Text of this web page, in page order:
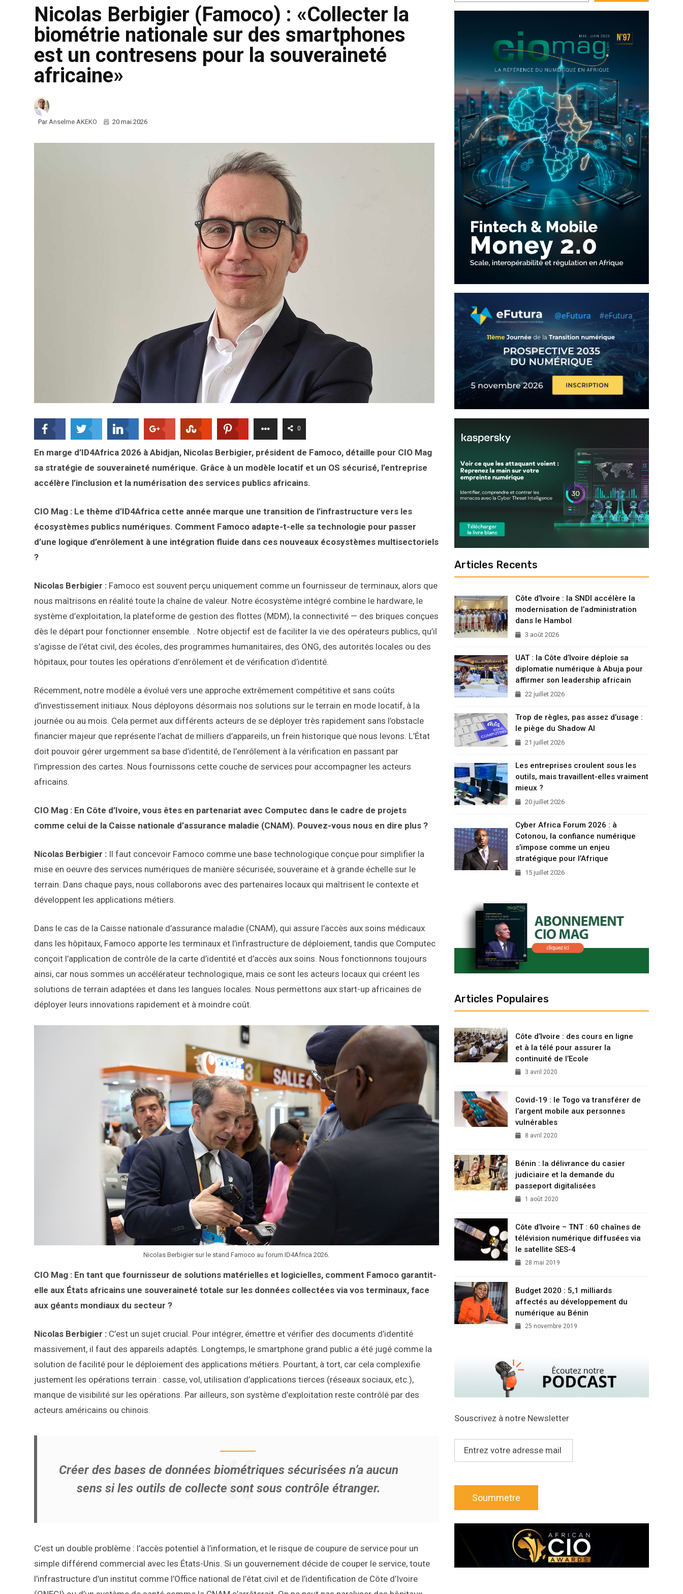
Nicolas Berbigier (Famoco) : «Collecter la
biométrie nationale sur des smartphones
est un contresens pour la souveraineté
africaine»
ParAnselme AKEKO 20 mai 2026
0
En marge d’ID4Africa 2026 à Abidjan, Nicolas Berbigier, président de Famoco, détaille pour CIO Mag
sa stratégie de souveraineté numérique. Grâce à un modèle locatif et un OS sécurisé, l’entreprise
accélère l’inclusion et la numérisation des services publics africains.
CIO Mag : Le thème d’ID4Africa cette année marque une transition de l’infrastructure vers les
écosystèmes publics numériques. Comment Famoco adapte-t-elle sa technologie pour passer
d’une logique d’enrôlement à une intégration fluide dans ces nouveaux écosystèmes multisectoriels
?
Nicolas Berbigier : Famoco est souvent perçu uniquement comme un fournisseur de terminaux, alors que
nous maîtrisons en réalité toute la chaîne de valeur. Notre écosystème intégré combine le hardware, le
système d’exploitation, la plateforme de gestion des flottes (MDM), la connectivité — des briques conçues
dès le départ pour fonctionner ensemble. . Notre objectif est de faciliter la vie des opérateurs publics, qu’il
s’agisse de l’état civil, des écoles, des programmes humanitaires, des ONG, des autorités locales ou des
hôpitaux, pour toutes les opérations d’enrôlement et de vérification d’identité.
Récemment, notre modèle a évolué vers une approche extrêmement compétitive et sans coûts
d’investissement initiaux. Nous déployons désormais nos solutions sur le terrain en mode locatif, à la
journée ou au mois. Cela permet aux différents acteurs de se déployer très rapidement sans l’obstacle
financier majeur que représente l’achat de milliers d’appareils, un frein historique que nous levons. L’État
doit pouvoir gérer urgemment sa base d’identité, de l’enrôlement à la vérification en passant par
l’impression des cartes. Nous fournissons cette couche de services pour accompagner les acteurs
africains.
CIO Mag : En Côte d’Ivoire, vous êtes en partenariat avec Computec dans le cadre de projets
comme celui de la Caisse nationale d’assurance maladie (CNAM). Pouvez-vous nous en dire plus ?
Nicolas Berbigier : Il faut concevoir Famoco comme une base technologique conçue pour simplifier la
mise en oeuvre des services numériques de manière sécurisée, souveraine et à grande échelle sur le
terrain. Dans chaque pays, nous collaborons avec des partenaires locaux qui maîtrisent le contexte et
développent les applications métiers.
Dans le cas de la Caisse nationale d’assurance maladie (CNAM), qui assure l’accès aux soins médicaux
dans les hôpitaux, Famoco apporte les terminaux et l’infrastructure de déploiement, tandis que Computec
conçoit l’application de contrôle de la carte d’identité et d’accès aux soins. Nous fonctionnons toujours
ainsi, car nous sommes un accélérateur technologique, mais ce sont les acteurs locaux qui créent les
solutions de terrain adaptées et dans les langues locales. Nous permettons aux start-up africaines de
déployer leurs innovations rapidement et à moindre coût.
Nicolas Berbigier sur le stand Famoco au forum ID4Africa 2026.
CIO Mag : En tant que fournisseur de solutions matérielles et logicielles, comment Famoco garantit-
elle aux États africains une souveraineté totale sur les données collectées via vos terminaux, face
aux géants mondiaux du secteur ?
Nicolas Berbigier : C’est un sujet crucial. Pour intégrer, émettre et vérifier des documents d’identité
massivement, il faut des appareils adaptés. Longtemps, le smartphone grand public a été jugé comme la
solution de facilité pour le déploiement des applications métiers. Pourtant, à tort, car cela complexifie
justement les opérations terrain : casse, vol, utilisation d’applications tierces (réseaux sociaux, etc.),
manque de visibilité sur les opérations. Par ailleurs, son système d’exploitation reste contrôlé par des
acteurs américains ou chinois.
Créer des bases de données biométriques sécurisées n’a aucun
sens si les outils de collecte sont sous contrôle étranger.
C’est un double problème : l’accès potentiel à l’information, et le risque de coupure de service pour un
simple différend commercial avec les États-Unis. Si un gouvernement décide de couper le service, toute
l’infrastructure d’un institut comme l’Office national de l’état civil et de l’identification de Côte d’Ivoire
Articles Recents
Côte d’Ivoire : la SNDI accélère la
modernisation de l’administration
dans le Hambol
3 août 2026
UAT : la Côte d’Ivoire déploie sa
diplomatie numérique à Abuja pour
affirmer son leadership africain
22 juillet 2026
Trop de règles, pas assez d’usage :
le piège du Shadow AI
21 juillet 2026
Les entreprises croulent sous les
outils, mais travaillent-elles vraiment
mieux ?
20 juillet 2026
Cyber Africa Forum 2026 : à
Cotonou, la confiance numérique
s’impose comme un enjeu
stratégique pour l’Afrique
15 juillet 2026
Articles Populaires
Côte d’Ivoire : des cours en ligne
et à la télé pour assurer la
continuité de l’Ecole
3 avril 2020
Covid-19 : le Togo va transférer de
l’argent mobile aux personnes
vulnérables
8 avril 2020
Bénin : la délivrance du casier
judiciaire et la demande du
passeport digitalisées
1 août 2020
Côte d’Ivoire – TNT : 60 chaînes de
télévision numérique diffusées via
le satellite SES-4
28 mai 2019
Budget 2020 : 5,1 milliards
affectés au développement du
numérique au Bénin
25 novembre 2019
Souscrivez à notre Newsletter